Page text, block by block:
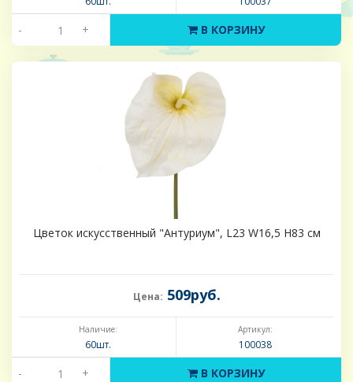
- + В КОРЗИНУ
Цветок искусственный "Антуриум", L23 W16,5 H83 см
Цена: 509руб.
Наличие:
60шт.
Артикул:
100038
- + В КОРЗИНУ